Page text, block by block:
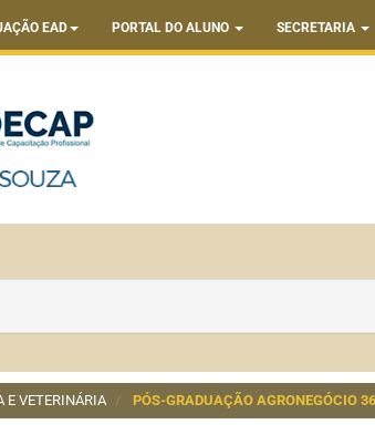
EAD PORTAL DO ALUNO SECRETARIA
E VETERINÁRIA PÓS-GRADUAÇÃO AGRONEGÓCIO